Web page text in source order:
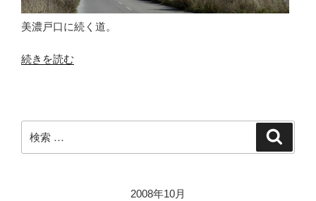
美濃戸口に続く道。
“ち
畑”
の
続きを読む
索:
2008年10月